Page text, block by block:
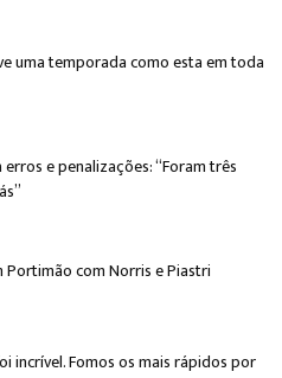
uma temporada como esta em toda
e penalizações: “Foram três
Portimão com Norris e Piastri
incrível. Fomos os mais rápidos por